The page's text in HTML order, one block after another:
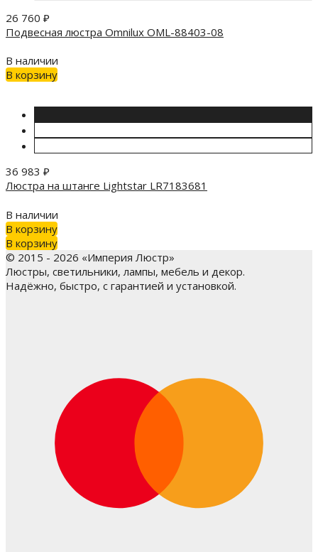
26 760 ₽
Подвесная люстра Omnilux OML-88403-08
В наличии
В корзину
36 983 ₽
Люстра на штанге Lightstar LR7183681
В наличии
В корзину
В корзину
© 2015 - 2026 «Империя Люстр»
Люстры, светильники, лампы, мебель и декор.
Надёжно, быстро, с гарантией и установкой.